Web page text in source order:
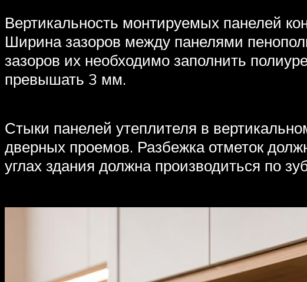
Вертикальность монтируемых панелей
Ширина зазоров между панелями
зазоров их необходимо заполнить
превышать 3 мм.
Стыки панелей утеплителя в
дверных проемов. Разбежка отметок
углах здания должна производиться по